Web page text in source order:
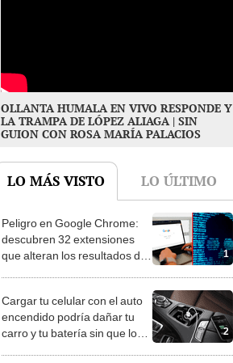
OLLANTA HUMALA EN VIVO RESPONDE Y
LA TRAMPA DE LÓPEZ ALIAGA | SIN
GUION CON ROSA MARÍA PALACIOS
LO MÁS VISTO LO ÚLTIMO
1
Peligro en Google Chrome:
descubren 32 extensiones
que alteran los resultados de
2
Cargar tu celular con el auto
encendido podría dañar tu
carro y tu batería sin que lo